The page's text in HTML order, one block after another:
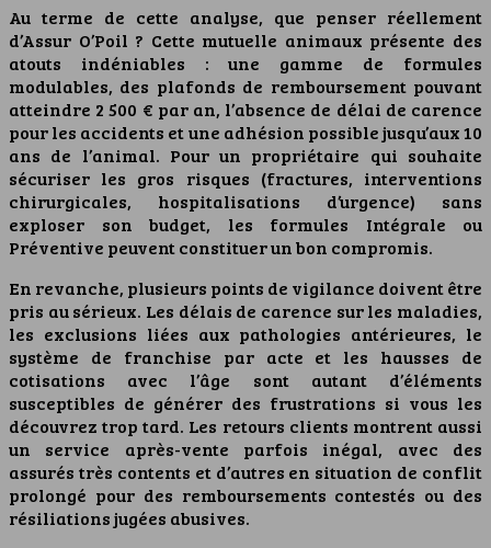
Au terme de cette analyse, que penser réellement
d’Assur O’Poil ? Cette mutuelle animaux présente des
atouts indéniables : une gamme de formules
modulables, des plafonds de remboursement pouvant
atteindre 2 500 € par an, l’absence de délai de carence
pour les accidents et une adhésion possible jusqu’aux 10
ans de l’animal. Pour un propriétaire qui souhaite
sécuriser les gros risques (fractures, interventions
chirurgicales, hospitalisations d’urgence) sans
exploser son budget, les formules Intégrale ou
Préventive peuvent constituer un bon compromis.
En revanche, plusieurs points de vigilance doivent être
pris au sérieux. Les délais de carence sur les maladies,
les exclusions liées aux pathologies antérieures, le
système de franchise par acte et les hausses de
cotisations avec l’âge sont autant d’éléments
susceptibles de générer des frustrations si vous les
découvrez trop tard. Les retours clients montrent aussi
un service après-vente parfois inégal, avec des
assurés très contents et d’autres en situation de conflit
prolongé pour des remboursements contestés ou des
résiliations jugées abusives.